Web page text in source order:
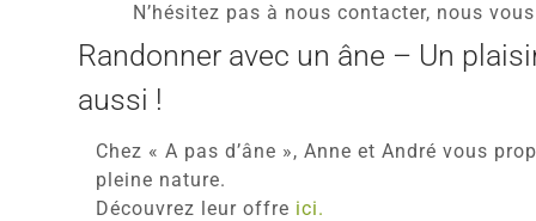
N’hésitez pas à nous contacter, nous
Randonner avec un âne – Un
aussi !
Chez « A pas d’âne », Anne et André vous
pleine nature.
Découvrez leur offre ici.